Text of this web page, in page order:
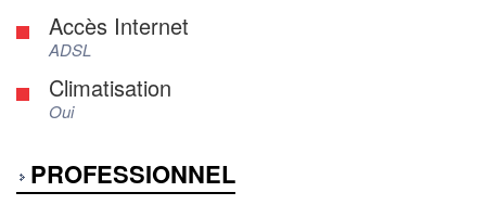
Accès Internet
ADSL
Climatisation
Oui
PROFESSIONNEL